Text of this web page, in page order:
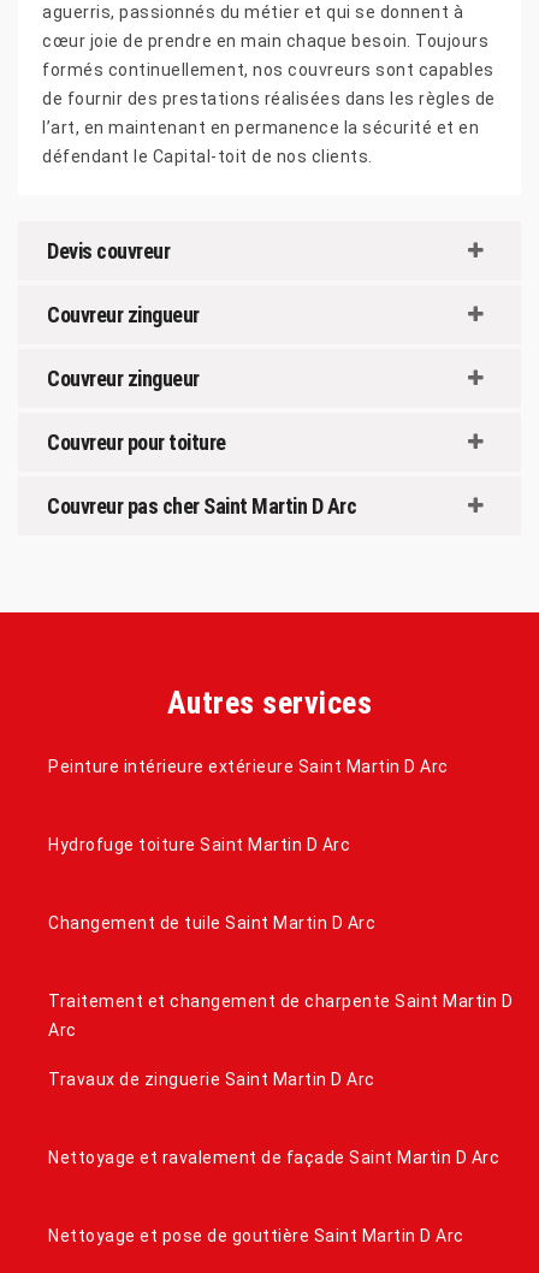
aguerris, passionnés du métier et qui se donnent à
cœur joie de prendre en main chaque besoin. Toujours
formés continuellement, nos couvreurs sont capables
de fournir des prestations réalisées dans les règles de
l’art, en maintenant en permanence la sécurité et en
défendant le Capital-toit de nos clients.
Devis couvreur
Couvreur zingueur
Couvreur zingueur
Couvreur pour toiture
Couvreur pas cher Saint Martin D Arc
Autres services
Peinture intérieure extérieure Saint Martin D Arc
Hydrofuge toiture Saint Martin D Arc
Changement de tuile Saint Martin D Arc
Traitement et changement de charpente Saint Martin D
Arc
Travaux de zinguerie Saint Martin D Arc
Nettoyage et ravalement de façade Saint Martin D Arc
Nettoyage et pose de gouttière Saint Martin D Arc